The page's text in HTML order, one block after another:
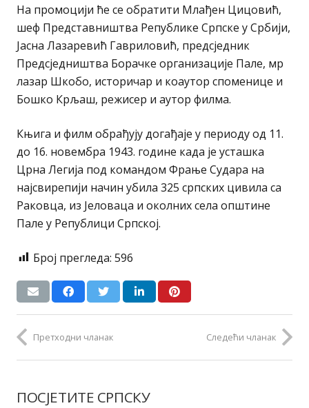
На промоцији ће се обратити Млађен Цицовић,
шеф Представништва Републике Српске у Србији,
Јасна Лазаревић Гавриловић, предсједник
Предсједништва Борачке организације Пале, мр
лазар Шкобо, историчар и коаутор споменице и
Бошко Крљаш, режисер и аутор филма.
Књига и филм обрађују догађаје у периоду од 11.
до 16. новембра 1943. године када је усташка
Црна Легија под командом Фрање Судара на
најсвирепији начин убила 325 српских цивила са
Раковца, из Јеловаца и околних села општине
Пале у Републици Српској.
Број прегледа: 596
Претходни чланак Следећи чланак
ПОСЈЕТИТЕ СРПСКУ